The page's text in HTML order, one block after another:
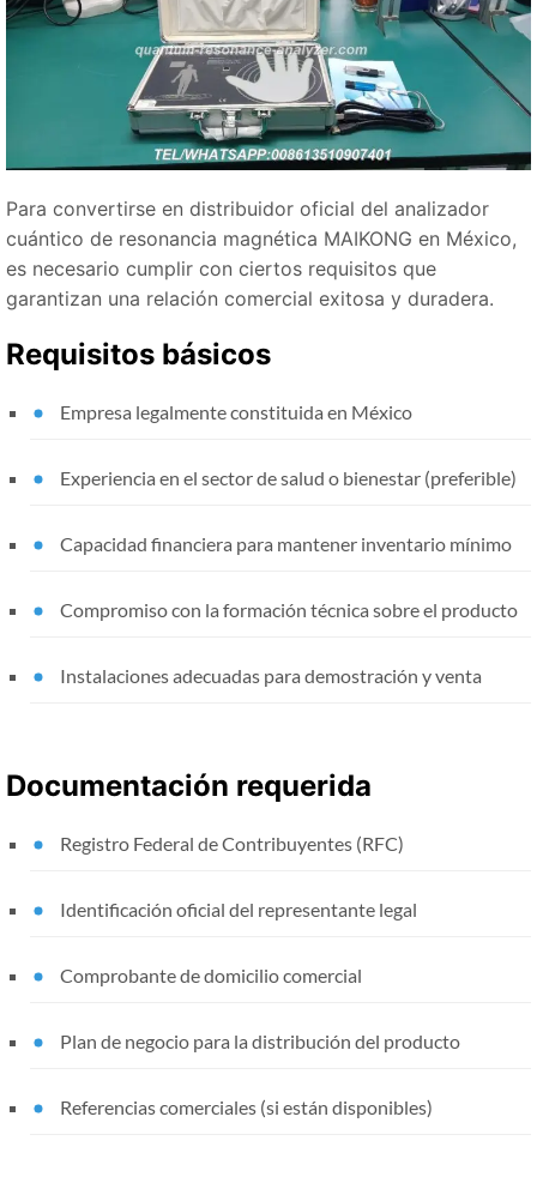
Para convertirse en distribuidor oficial del analizador
cuántico de resonancia magnética MAIKONG en México,
es necesario cumplir con ciertos requisitos que
garantizan una relación comercial exitosa y duradera.
Requisitos básicos
Empresa legalmente constituida en México
Experiencia en el sector de salud o bienestar (preferible)
Capacidad financiera para mantener inventario mínimo
Compromiso con la formación técnica sobre el producto
Instalaciones adecuadas para demostración y venta
Documentación requerida
Registro Federal de Contribuyentes (RFC)
Identificación oficial del representante legal
Comprobante de domicilio comercial
Plan de negocio para la distribución del producto
Referencias comerciales (si están disponibles)